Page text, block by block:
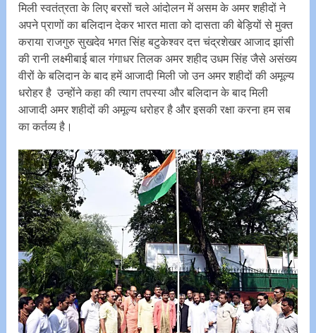
मिली स्वतंत्रता के लिए बरसों चले आंदोलन में असम के अमर शहीदों ने
अपने प्राणों का बलिदान देकर भारत माता को दासता की बेड़ियों से मुक्त
कराया राजगुरु सुखदेव भगत सिंह बटुकेश्वर दत्त चंद्रशेखर आजाद झांसी
की रानी लक्ष्मीबाई बाल गंगाधर तिलक अमर शहीद उधम सिंह जैसे असंख्य
वीरों के बलिदान के बाद हमें आजादी मिली जो उन अमर शहीदों की अमूल्य
धरोहर है उन्होंने कहा की त्याग तपस्या और बलिदान के बाद मिली
आजादी अमर शहीदों की अमूल्य धरोहर है और इसकी रक्षा करना हम सब
का कर्तव्य है।